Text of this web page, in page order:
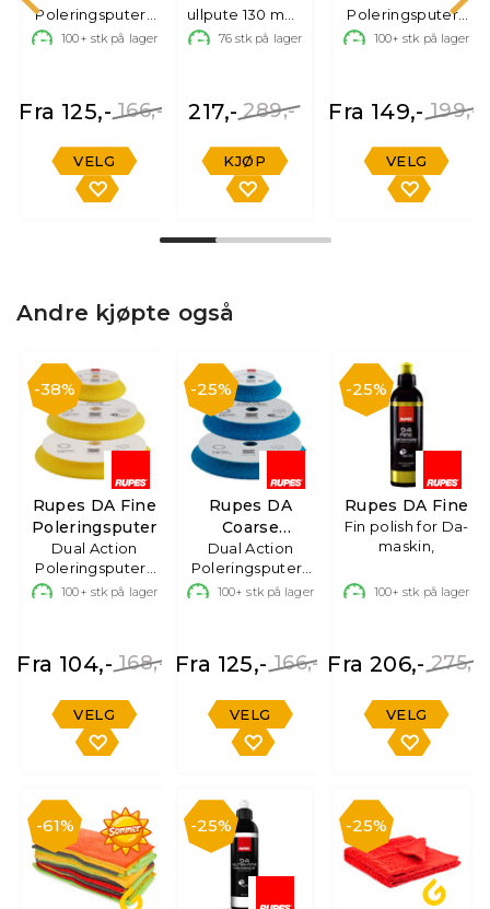
Poleringsputer i
skum
100+ stk på lager
166,-
Fra 125,-
VELG
ullpute 130 mm,
1 stk.
76stk på lager
289,-
217,-
KJØP
Poleringsputer i
microfiber
100+ stk på lager
199,-
Fra 149,-
VELG
Andre kjøpte også
38%
Rupes DA Fine
Poleringsputer
Dual Action
Poleringsputer i
skum
100+ stk på lager
168,-
Fra 104,-
VELG
25%
Rupes DA
Coarse
Poleringsputer
Dual Action
Poleringsputer i
skum
100+ stk på lager
166,-
Fra 125,-
VELG
25%
Rupes DA Fine
Fin polish for Da-
maskin,
100+ stk på lager
275,-
Fra 206,-
VELG
61% 25% 25%